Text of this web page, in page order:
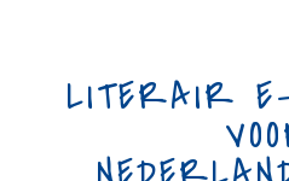
LITERAIR